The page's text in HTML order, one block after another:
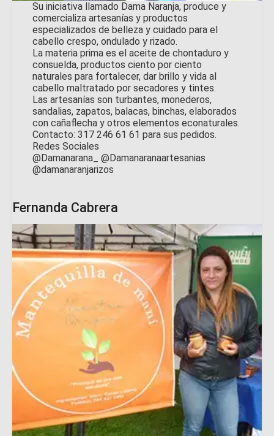
Su iniciativa llamado Dama Naranja, produce y
comercializa artesanías y productos
especializados de belleza y cuidado para el
cabello crespo, ondulado y rizado.
La materia prima es el aceite de chontaduro y
consuelda, productos ciento por ciento
naturales para fortalecer, dar brillo y vida al
cabello maltratado por secadores y tintes.
Las artesanías son turbantes, monederos,
sandalias, zapatos, balacas, binchas, elaborados
con cañaflecha y otros elementos econaturales.
Contacto: 317 246 61 61 para sus pedidos.
Redes Sociales
@Damanarana_ @Damanaranaartesanias
@damanaranjarizos
Fernanda Cabrera